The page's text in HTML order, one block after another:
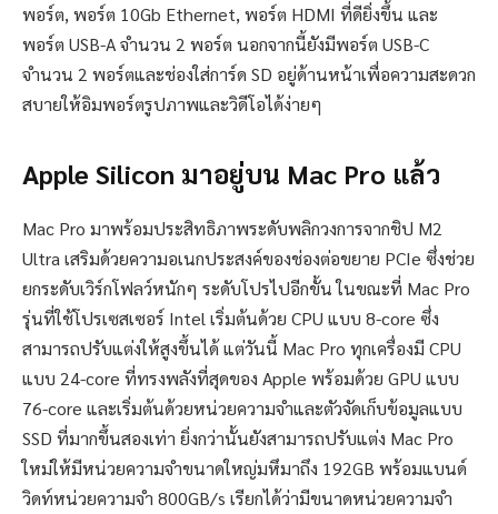
พอร์ต, พอร์ต 10Gb Ethernet, พอร์ต HDMI ที่ดียิ่งขึ้น และ
พอร์ต USB-A จำนวน 2 พอร์ต นอกจากนี้ยังมีพอร์ต USB-C
จำนวน 2 พอร์ตและช่องใส่การ์ด SD อยู่ด้านหน้าเพื่อความสะดวก
สบายให้อิมพอร์ตรูปภาพและวิดีโอได้ง่ายๆ
Apple Silicon มาอยู่บน Mac Pro แล้ว
Mac Pro มาพร้อมประสิทธิภาพระดับพลิกวงการจากชิป M2
Ultra เสริมด้วยความอเนกประสงค์ของช่องต่อขยาย PCIe ซึ่งช่วย
ยกระดับเวิร์กโฟลว์หนักๆ ระดับโปรไปอีกขั้น ในขณะที่ Mac Pro
รุ่นที่ใช้โปรเซสเซอร์ Intel เริ่มต้นด้วย CPU แบบ 8-core ซึ่ง
สามารถปรับแต่งให้สูงขึ้นได้ แต่วันนี้ Mac Pro ทุกเครื่องมี CPU
แบบ 24-core ที่ทรงพลังที่สุดของ Apple พร้อมด้วย GPU แบบ
76-core และเริ่มต้นด้วยหน่วยความจำและตัวจัดเก็บข้อมูลแบบ
SSD ที่มากขึ้นสองเท่า ยิ่งกว่านั้นยังสามารถปรับแต่ง Mac Pro
ใหม่ให้มีหน่วยความจำขนาดใหญ่มหึมาถึง 192GB พร้อมแบนด์
วิดท์หน่วยความจำ 800GB/s เรียกได้ว่ามีขนาดหน่วยความจำ